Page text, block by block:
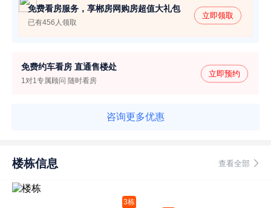
免费看房服务，享郴房网购房超值大礼包
已有456人领取
立即领取
免费约车看房 直通售楼处
1对1专属顾问 随时看房
立即预约
咨询更多优惠
楼栋信息 查看全部
3栋